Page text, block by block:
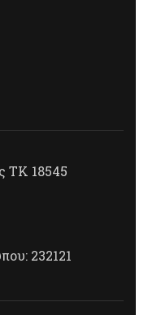
ΤΚ 18545
232121